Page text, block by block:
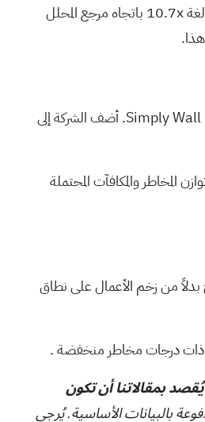
كما يترك ذلك مجالاً لنهج أكثر حذراً، لأن الإيرادات من المتوقع أن تنمو بنسبة 3.7٪ فقط سنوياً، لذا فإن أي إعادة تقييم من نسبة السعر إلى الأرباح الحالية البالغة 10.7x باتجاه مرجع المحلل
والمكافآت المحتملة
الربح بدلاً من زخم الأعمال على نطاق
.
بمقالاتنا أن تكون
بالبيانات الأساسية. يُرجى